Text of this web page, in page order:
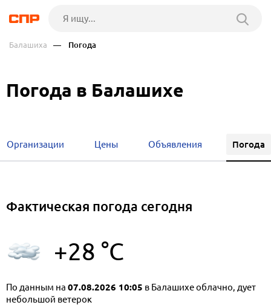
Балашиха — Погода
Погода в Балашихе
Организации Цены Объявления Погода
Фактическая погода сегодня
+28 °C
По данным на 07.08.2026 10:05 в Балашихе облачно, дует
небольшой ветерок